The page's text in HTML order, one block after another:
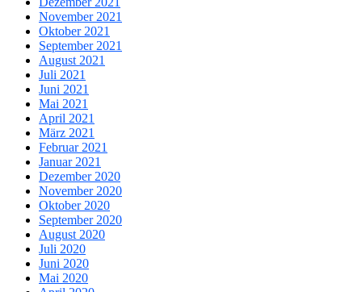
November 2021
Oktober 2021
September 2021
August 2021
Juli 2021
Juni 2021
Mai 2021
April 2021
März 2021
Februar 2021
Januar 2021
Dezember 2020
November 2020
Oktober 2020
September 2020
August 2020
Juli 2020
Juni 2020
Mai 2020